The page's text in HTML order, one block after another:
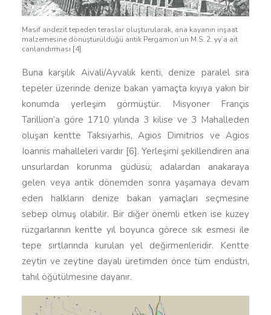
Masif andezit tepeden teraslar oluşturularak, ana kayanın inşaat
malzemesine dönüştürüldüğü antik Pergamon’un M.S. 2. yy’a ait
canlandırması [4]
Buna karşılık Aivali/Ayvalık kenti, denize paralel sıra
tepeler üzerinde denize bakan yamaçta kıyıya yakın bir
konumda yerleşim görmüştür. Misyoner Françis
Tarillion’a göre 1710 yılında 3 kilise ve 3 Mahalleden
oluşan kentte Taksiyarhis, Agios Dimitrios ve Agios
Ioannis mahalleleri vardır [6]. Yerleşimi şekillendiren ana
unsurlardan korunma güdüsü; adalardan anakaraya
gelen veya antik dönemden sonra yaşamaya devam
eden halkların denize bakan yamaçları seçmesine
sebep olmuş olabilir. Bir diğer önemli etken ise kuzey
rüzgarlarının kentte yıl boyunca görece sık esmesi ile
tepe sırtlarında kurulan yel değirmenleridir. Kentte
zeytin ve zeytine dayalı üretimden önce tüm endüstri,
tahıl öğütülmesine dayanır.